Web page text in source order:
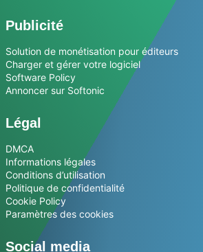
Publicité
Solution de monétisation pour éditeurs
Charger et gérer votre logiciel
Software Policy
Annoncer sur Softonic
Légal
DMCA
Informations légales
Conditions d’utilisation
Politique de confidentialité
Cookie Policy
Paramètres des cookies
Social media